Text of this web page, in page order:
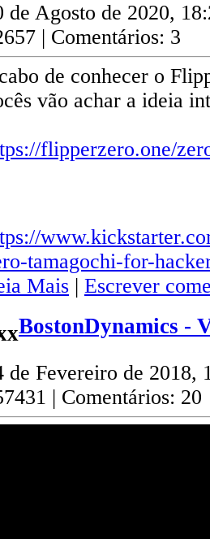
de Agosto de 2020,
| Comentários: 3
de conhecer o
vão achar a ideia
flipperzero.one/
tamagochi-for-
Mais | Escrever
BostonDynamics -
de Fevereiro de 2018,
| Comentários: 20